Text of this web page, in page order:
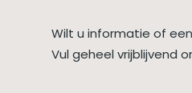
Wilt u informatie of
Vul geheel vrijblijvend